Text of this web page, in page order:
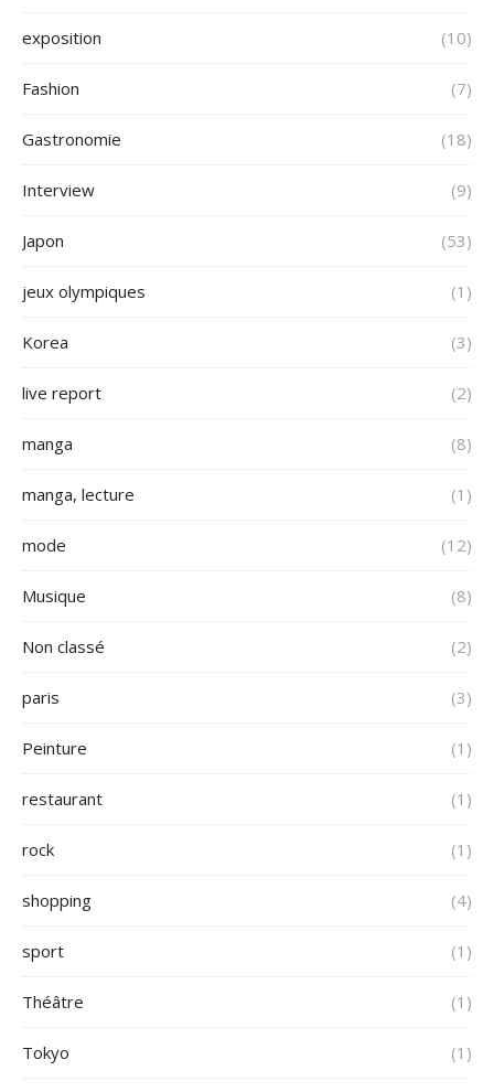
exposition (10)
Fashion (7)
Gastronomie (18)
Interview (9)
Japon (53)
jeux olympiques (1)
Korea (3)
live report (2)
manga (8)
manga, lecture (1)
mode (12)
Musique (8)
Non classé (2)
paris (3)
Peinture (1)
restaurant (1)
rock (1)
shopping (4)
sport (1)
Théâtre (1)
Tokyo (1)